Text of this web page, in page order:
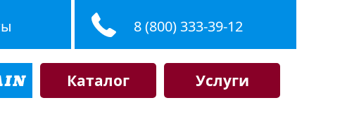
8 (800) 333-39-12
Каталог Услуги